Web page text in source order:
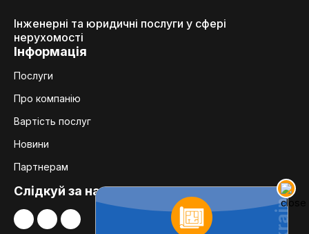
Інженерні та юридичні послуги у сфері
нерухомості
Інформація
Послуги
Про компанію
Вартість послуг
Новини
Партнерам
Слідкуй за нами: